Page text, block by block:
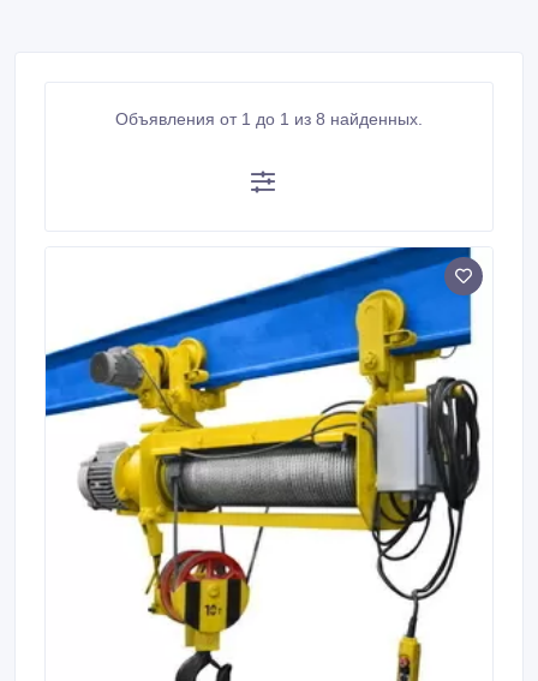
Объявления от 1 до 1 из 8 найденных.